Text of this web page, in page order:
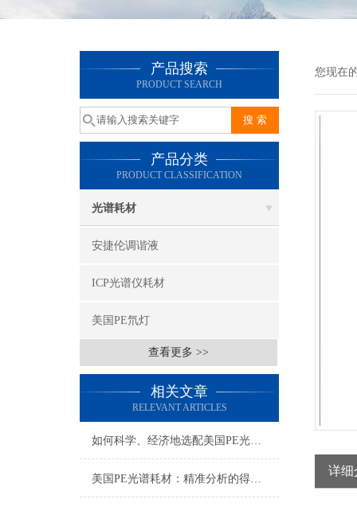
产品搜索
PRODUCT SEARCH
产品分类
PRODUCT CLASSIFICATION
光谱耗材
安捷伦调谐液
ICP光谱仪耗材
美国PE氘灯
查看更多 >>
相关文章
RELEVANT ARTICLES
如何科学、经济地选配美国PE光谱耗材？
美国PE光谱耗材：精准分析的得力助手
您现在
详细